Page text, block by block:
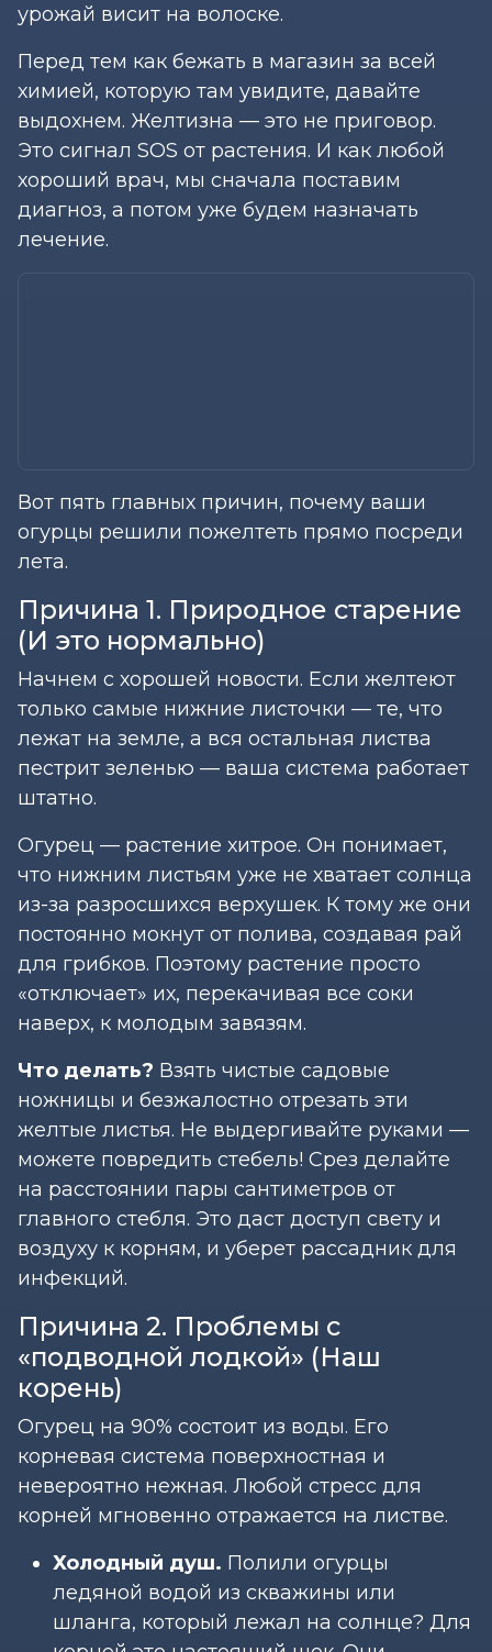
урожай висит на волоске.
Перед тем как бежать в магазин за всей
химией, которую там увидите, давайте
выдохнем. Желтизна — это не приговор.
Это сигнал SOS от растения. И как любой
хороший врач, мы сначала поставим
диагноз, а потом уже будем назначать
лечение.
Вот пять главных причин, почему ваши
огурцы решили пожелтеть прямо посреди
лета.
Причина 1. Природное старение
(И это нормально)
Начнем с хорошей новости. Если желтеют
только самые нижние листочки — те, что
лежат на земле, а вся остальная листва
пестрит зеленью — ваша система работает
штатно.
Огурец — растение хитрое. Он понимает,
что нижним листьям уже не хватает солнца
из-за разросшихся верхушек. К тому же они
постоянно мокнут от полива, создавая рай
для грибков. Поэтому растение просто
«отключает» их, перекачивая все соки
наверх, к молодым завязям.
Что делать? Взять чистые садовые
ножницы и безжалостно отрезать эти
желтые листья. Не выдергивайте руками —
можете повредить стебель! Срез делайте
на расстоянии пары сантиметров от
главного стебля. Это даст доступ свету и
воздуху к корням, и уберет рассадник для
инфекций.
Причина 2. Проблемы с
«подводной лодкой» (Наш
корень)
Огурец на 90% состоит из воды. Его
корневая система поверхностная и
невероятно нежная. Любой стресс для
корней мгновенно отражается на листве.
Холодный душ. Полили огурцы
ледяной водой из скважины или
шланга, который лежал на солнце? Для